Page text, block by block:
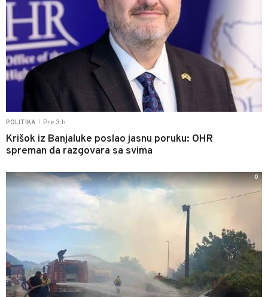
POLITIKA Pre 3 h
Krišok iz Banjaluke poslao jasnu poruku: OHR
spreman da razgovara sa svima
0